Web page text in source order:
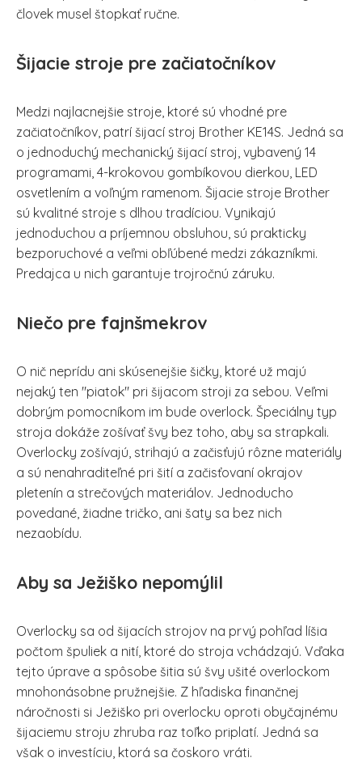
človek musel štopkať ručne.
Šijacie stroje pre začiatočníkov
Medzi najlacnejšie stroje, ktoré sú vhodné pre
začiatočníkov, patrí šijací stroj Brother KE14S. Jedná sa
o jednoduchý mechanický šijací stroj, vybavený 14
programami, 4-krokovou gombíkovou dierkou, LED
osvetlením a voľným ramenom. Šijacie stroje Brother
sú kvalitné stroje s dlhou tradíciou. Vynikajú
jednoduchou a príjemnou obsluhou, sú prakticky
bezporuchové a veľmi obľúbené medzi zákazníkmi.
Predajca u nich garantuje trojročnú záruku.
Niečo pre fajnšmekrov
O nič neprídu ani skúsenejšie šičky, ktoré už majú
nejaký ten "piatok" pri šijacom stroji za sebou. Veľmi
dobrým pomocníkom im bude overlock. Špeciálny typ
stroja dokáže zošívať švy bez toho, aby sa strapkali.
Overlocky zošívajú, strihajú a začisťujú rôzne materiály
a sú nenahraditeľné pri šití a začisťovaní okrajov
pletenín a strečových materiálov. Jednoducho
povedané, žiadne tričko, ani šaty sa bez nich
nezaobídu.
Aby sa Ježiško nepomýlil
Overlocky sa od šijacích strojov na prvý pohľad líšia
počtom špuliek a nití, ktoré do stroja vchádzajú. Vďaka
tejto úprave a spôsobe šitia sú švy ušité overlockom
mnohonásobne pružnejšie. Z hľadiska finančnej
náročnosti si Ježiško pri overlocku oproti obyčajnému
šijaciemu stroju zhruba raz toľko priplatí. Jedná sa
však o investíciu, ktorá sa čoskoro vráti.